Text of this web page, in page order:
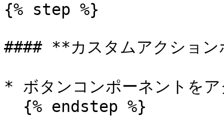
{% step %}
#### **カスタムアクション
* ボタンコンポーネントを